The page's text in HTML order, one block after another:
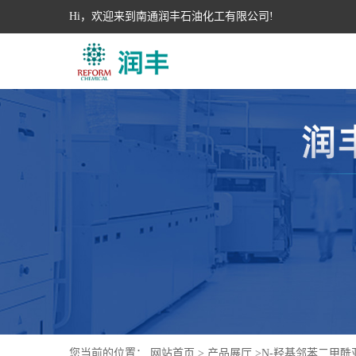
Hi，欢迎来到南通润丰石油化工有限公司!
您当前的位置： 网站首页 > 产品展厅 >N-羟基邻苯二甲酰